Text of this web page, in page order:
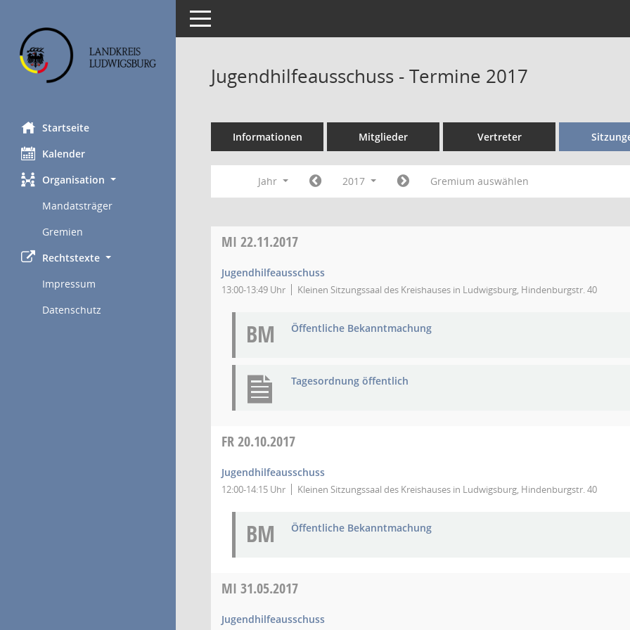
Startseite
Kalender
Organisation
Mandatsträger
Gremien
Rechtstexte
Impressum
Datenschutz
Toggle navigation
Jugendhilfeausschuss - Termine 2017
Informationen Mitglieder Vertreter
Jahr 2017 Gremium auswählen
MI 22.11.2017
Jugendhilfeausschuss
13:00-13:49 Uhr Kleinen Sitzungssaal des Kreishauses in Ludwigsburg, Hindenburgstr. 40
BM Öffentliche Bekanntmachung
Tagesordnung öffentlich
FR20.10.2017
Jugendhilfeausschuss
12:00-14:15 Uhr Kleinen Sitzungssaal des Kreishauses in Ludwigsburg, Hindenburgstr. 40
BM Öffentliche Bekanntmachung
MI 31.05.2017
Jugendhilfeausschuss